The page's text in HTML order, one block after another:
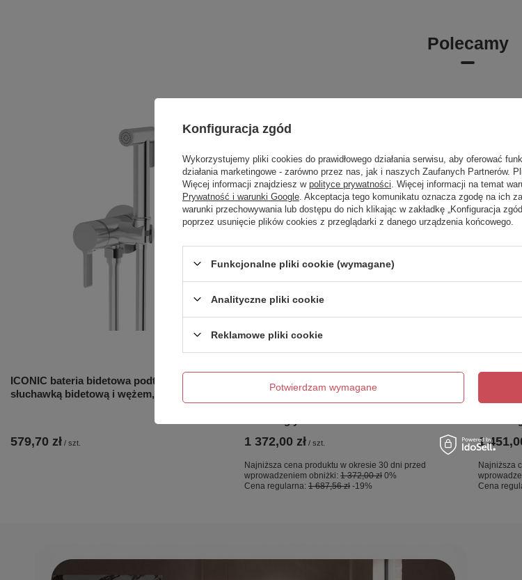
Polecamy
ICONIC bateria bidetowa podtynkowa ze
słuchawką bidetową i wężem, chrom
579,70 zł / szt.
OKAZJA
GUNMETAL BRUSHED stały U 50x140
szkło czyste 8mm Active Shield 2.0 - wsp.
1 372,00 zł / szt.
Najniższa cena produktu w okresie 30 dni przed
wprowadzeniem obniżki: 1 372,00 zł 0%
Cena regularna: 1 687,56 zł -19%
OKAZJA
szkło
1
Najniższa
Cena
Konfiguracja zgód
Wykorzystujemy pliki cookies do prawidłowego działania serwisu, aby oferować
działania marketingowe - zarówno przez nas, jak i naszych Zaufanych Partnerów.
Więcej informacji znajdziesz w polityce prywatności . Więcej informacji na temat
Prywatność i warunki Google . Akceptacja tego komunikatu oznacza zgodę na ich
warunki przechowywania lub dostępu do nich klikając w zakładkę „Konfiguracja
poprzez usunięcie plików cookies z przeglądarki z danego urządzenia końcowego.
Funkcjonalne pliki cookie (wymagane)
Analityczne pliki cookie
Reklamowe pliki cookie
Potwierdzam wymagane